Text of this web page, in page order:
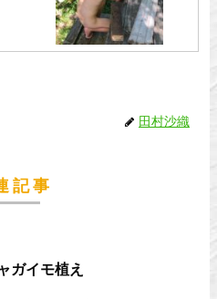
田村沙織
記事
ガイモ植え